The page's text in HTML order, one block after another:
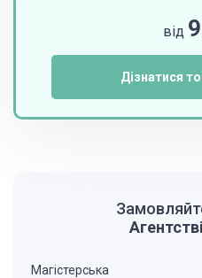
від
Дізнатися
Магістерська